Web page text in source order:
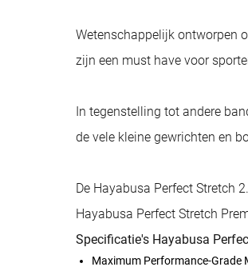
Wetenschappelijk ontworpen
zijn een must have voor
In tegenstelling tot andere
de vele kleine gewrichten en
De Hayabusa Perfect Stretch
Hayabusa Perfect Stretch
Specificatie's Hayabusa
Maximum Performance-Grade